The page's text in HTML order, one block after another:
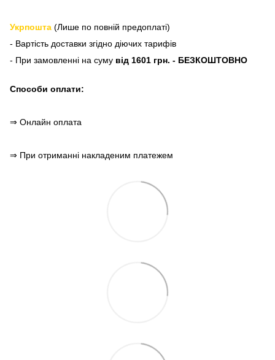
Укрпошта (Лише по повній предоплаті)
- Вартість доставки згідно діючих тарифів
- При замовленні на суму від 1601 грн. - БЕЗКОШТОВНО
Способи оплати:
⇒ Онлайн оплата
⇒ При отриманні накладеним платежем